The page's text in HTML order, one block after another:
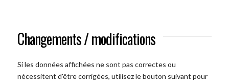
Changements / modifications
Si les données affichées ne sont pas correctes ou
nécessitent d'être corrigées, utilisez le bouton suivant pour